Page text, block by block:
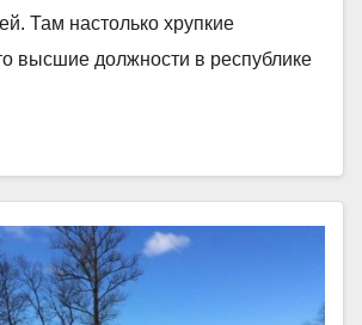
Там настолько хрупкие
высшие должности в республике